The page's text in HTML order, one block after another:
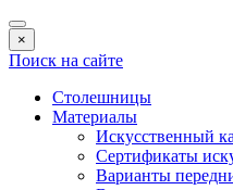
×
Поиск на сайте
Столешницы
Материалы
Искусственный
Сертификаты
Варианты